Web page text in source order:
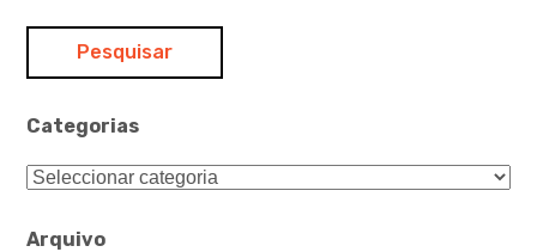
Categorias
Categorias
Arquivo